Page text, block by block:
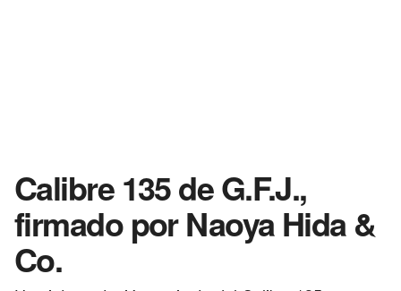
Calibre 135 de G.F.J.,
firmado por Naoya Hida &
Co.